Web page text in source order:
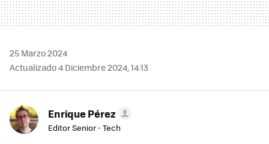
25 Marzo 2024
Actualizado 4 Diciembre 2024, 14:13
Enrique Pérez
Editor Senior - Tech